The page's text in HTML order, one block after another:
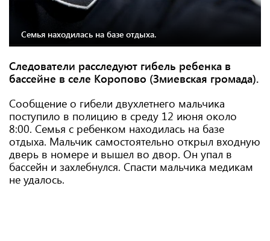
Семья находилась на базе отдыха.
Следователи расследуют гибель ребенка в
бассейне в селе Коропово (Змиевская громада).
Сообщение о гибели двухлетнего мальчика
поступило в полицию в среду 12 июня около
8:00. Семья с ребенком находилась на базе
отдыха. Мальчик самостоятельно открыл входную
дверь в номере и вышел во двор. Он упал в
бассейн и захлебнулся. Спасти мальчика медикам
не удалось.